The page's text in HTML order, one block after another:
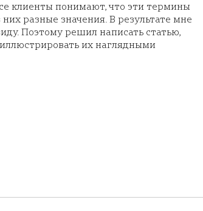
клиенты понимают, что эти термины
разные значения. В результате мне
Поэтому решил написать статью,
их наглядными